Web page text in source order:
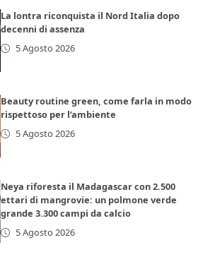
La lontra riconquista il Nord Italia dopo
decenni di assenza
5 Agosto 2026
Beauty routine green, come farla in modo
rispettoso per l’ambiente
5 Agosto 2026
Neya riforesta il Madagascar con 2.500
ettari di mangrovie: un polmone verde
grande 3.300 campi da calcio
5 Agosto 2026